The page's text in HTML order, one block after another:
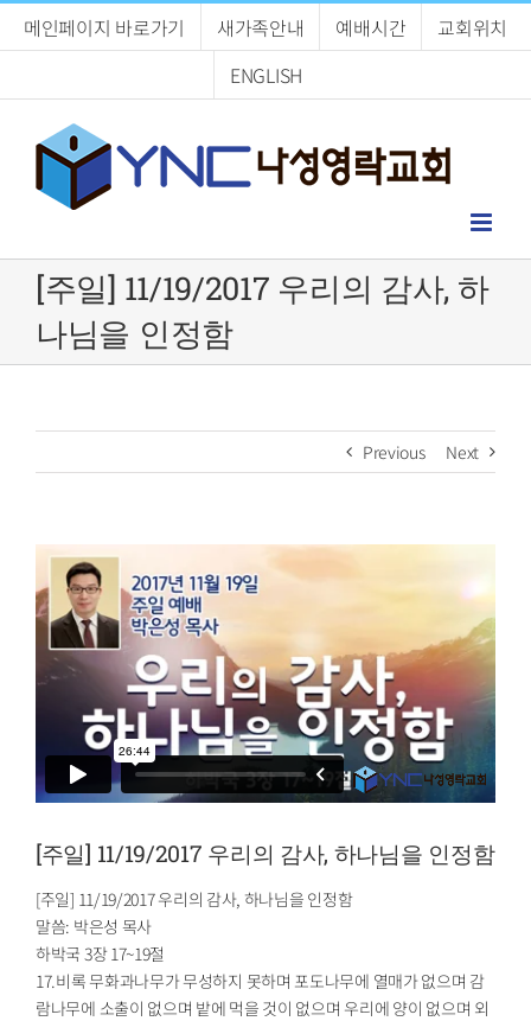
메인페이지 바로가기 새가족안내 예배시간
교회위치
ENGLISH
[주일] 11/19/2017 우리의 감사, 하
나님을 인정함
Previous Next
[주일] 11/19/2017 우리의 감사, 하나님을 인정함
[주일] 11/19/2017 우리의 감사, 하나님을 인정함
말씀: 박은성 목사
하박국 3장 17~19절
17.비록 무화과나무가 무성하지 못하며 포도나무에 열매가 없으며 감
람나무에 소출이 없으며 밭에 먹을 것이 없으며 우리에 양이 없으며 외